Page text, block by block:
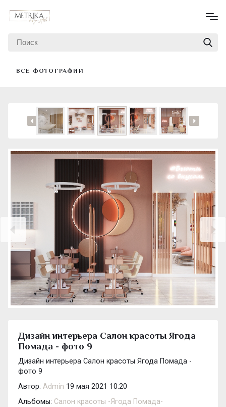
ВСЕ ФОТОГРАФИИ
Дизайн интерьера Салон красоты Ягода
Помада - фото 9
Дизайн интерьера Салон красоты Ягода Помада -
фото 9
Автор: Admin 19 мая 2021 10:20
Альбомы: Салон красоты -Ягода Помада-